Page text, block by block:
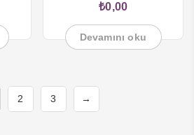
₺0,00
Devamını oku
2 3 →